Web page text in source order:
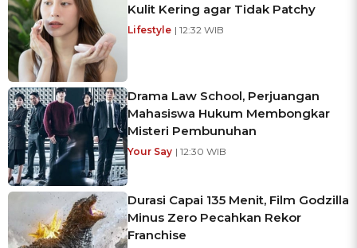
Kulit Kering agar Tidak Patchy
Lifestyle | 12:32 WIB
Drama Law School, Perjuangan
Mahasiswa Hukum Membongkar
Misteri Pembunuhan
Your Say | 12:30 WIB
Durasi Capai 135 Menit, Film Godzilla
Minus Zero Pecahkan Rekor
Franchise